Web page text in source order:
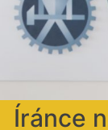
Íránce